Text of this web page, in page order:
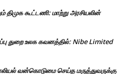
கூட்டணி: மாற்று அரசியலின்
துறை உலக கவனத்தில்: Nibe Limited
வன்கொடுமை செய்த மருத்துவருக்கு